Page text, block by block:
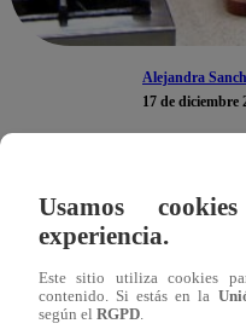
Alejandra
17 de diciembre
El Gran Chef
Ante las cámaras, Jota
Usamos
experiencia.
Este sitio utiliza cookies
contenido. Si estás en la
según el RGPD.